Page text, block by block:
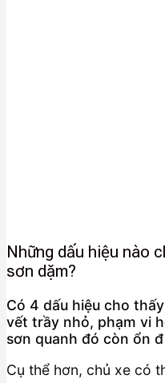
Những dấu hiệu nào
sơn dặm?
Có 4 dấu hiệu cho
vết trầy nhỏ, phạm vi
sơn quanh đó còn ổn
Cụ thể hơn, chủ xe có